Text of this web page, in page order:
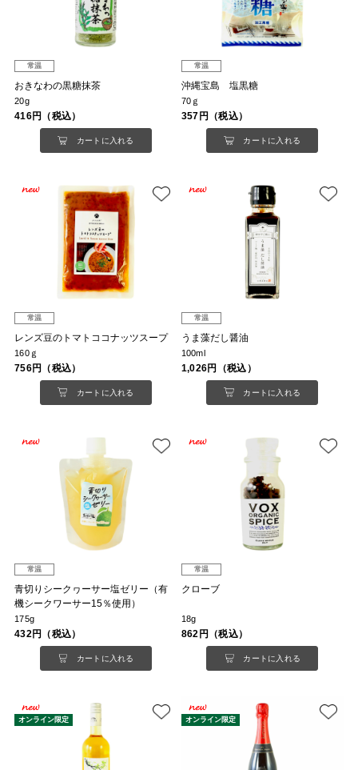
常温
おきなわの黒糖抹茶
20g
416円（税込）
カートに入れる
常温
沖縄宝島 塩黒糖
70ｇ
357円（税込）
カートに入れる
常温
レンズ豆のトマトココナッツスープ
160ｇ
756円（税込）
カートに入れる
常温
うま藻だし醤油
100ml
1,026円（税込）
カートに入れる
常温
青切りシークヮーサー塩ゼリー（有
機シークワーサー15％使用）
175g
432円（税込）
カートに入れる
常温
クローブ
18g
862円（税込）
カートに入れる
オンライン限定 オンライン限定